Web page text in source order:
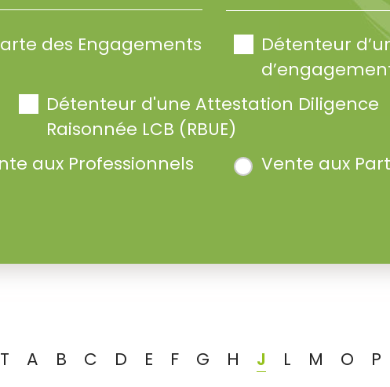
des Engagements
Détenteur
Détenteur d'une Attestation Diligence
Raisonnée LCB (RBUE)
aux Professionnels
Vente aux
A B C D E F G H J L M O P